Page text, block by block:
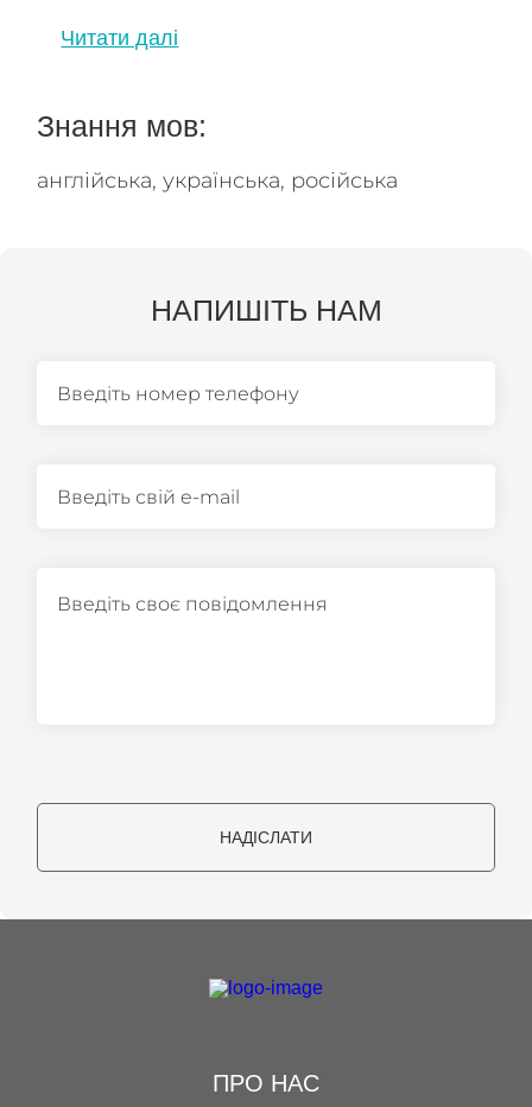
Читати далі
Знання мов:
англійська,українська, російська
НАПИШІТЬ НАМ
НАДІСЛАТИ
ПРО НАС